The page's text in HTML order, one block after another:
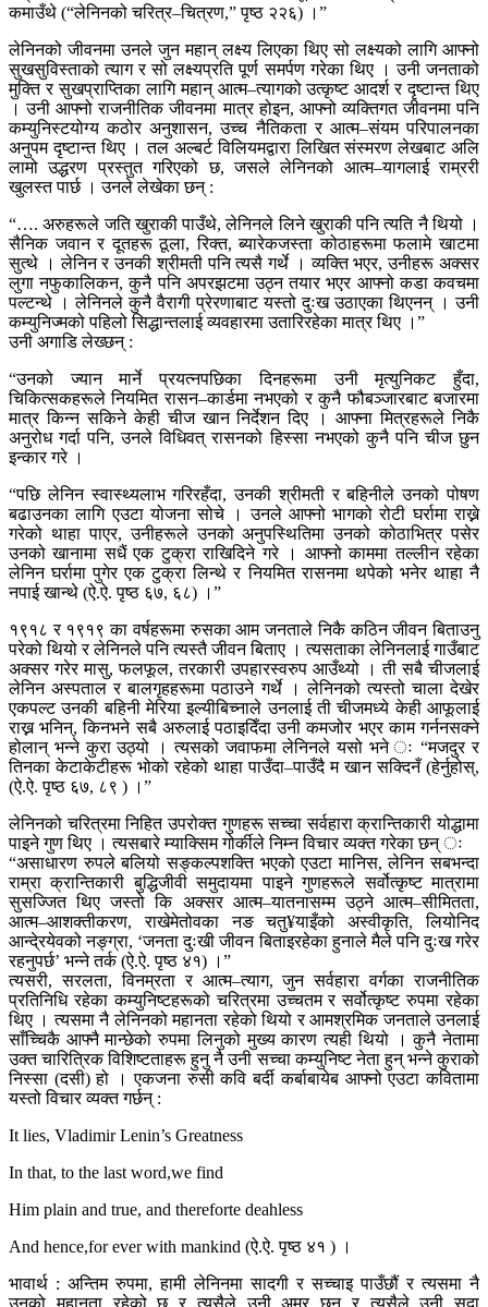
कमाउँथे (“लेनिनको चरित्र–चित्रण,” पृष्ठ २२६) ।”
लेनिनको जीवनमा उनले जुन महान् लक्ष्य लिएका थिए सो लक्ष्यको लागि आफ्नो
सुखसुविस्ताको त्याग र सो लक्ष्यप्रति पूर्ण समर्पण गरेका थिए । उनी जनताको
मुक्ति र सुखप्राप्तिका लागि महान् आत्म–त्यागको उत्कृष्ट आदर्श र दृष्टान्त थिए
। उनी आफ्नो राजनीतिक जीवनमा मात्र होइन, आफ्नो व्यक्तिगत जीवनमा पनि
कम्युनिस्टयोग्य कठोर अनुशासन, उच्च नैतिकता र आत्म–संयम परिपालनका
अनुपम दृष्टान्त थिए । तल अल्बर्ट विलियमद्वारा लिखित संस्मरण लेखबाट अलि
लामो उद्धरण प्रस्तुत गरिएको छ, जसले लेनिनको आत्म–यागलाई राम्ररी
खुलस्त पार्छ । उनले लेखेका छन् :
“…. अरुहरूले जति खुराकी पाउँथे, लेनिनले लिने खुराकी पनि त्यति नै थियो ।
सैनिक जवान र दूतहरू ठूला, रिक्त, ब्यारेकजस्ता कोठाहरूमा फलामे खाटमा
सुत्थे । लेनिन र उनकी श्रीमती पनि त्यसै गर्थे । व्यक्ति भएर, उनीहरू अक्सर
लुगा नफुकालिकन, कुनै पनि अपरझटमा उठ्न तयार भएर आफ्नो कडा कवचमा
पल्टन्थे । लेनिनले कुनै वैरागी प्रेरणाबाट यस्तो दुःख उठाएका थिएनन् । उनी
कम्युनिज्मको पहिलो सिद्धान्तलाई व्यवहारमा उतारिरहेका मात्र थिए ।”
उनी अगाडि लेख्छन् :
“उनको ज्यान मार्ने प्रयत्नपछिका दिनहरूमा उनी मृत्युनिकट हुँदा,
चिकित्सकहरूले नियमित रासन–कार्डमा नभएको र कुनै फौबञ्जारबाट बजारमा
मात्र किन्न सकिने केही चीज खान निर्देशन दिए । आफ्ना मित्रहरूले निकै
अनुरोध गर्दा पनि, उनले विधिवत् रासनको हिस्सा नभएको कुनै पनि चीज छुन
इन्कार गरे ।
“पछि लेनिन स्वास्थ्यलाभ गरिरहँदा, उनकी श्रीमती र बहिनीले उनको पोषण
बढाउनका लागि एउटा योजना सोचे । उनले आफ्नो भागको रोटी घर्रामा राख्ने
गरेको थाहा पाएर, उनीहरूले उनको अनुपस्थितिमा उनको कोठाभित्र पसेर
उनको खानामा सधैं एक टुक्रा राखिदिने गरे । आफ्नो काममा तल्लीन रहेका
लेनिन घर्रामा पुगेर एक टुक्रा लिन्थे र नियमित रासनमा थपेको भनेर थाहा नै
नपाई खान्थे (ऐ.ऐ. पृष्ठ ६७, ६८) ।”
१९१८ र १९१९ का वर्षहरूमा रुसका आम जनताले निकै कठिन जीवन बिताउनु
परेको थियो र लेनिनले पनि त्यस्तै जीवन बिताए । त्यसताका लेनिनलाई गाउँबाट
अक्सर गरेर मासु, फलफूल, तरकारी उपहारस्वरुप आउँथ्यो । ती सबै चीजलाई
लेनिन अस्पताल र बालगृहहरूमा पठाउने गर्थे । लेनिनको त्यस्तो चाला देखेर
एकपल्ट उनकी बहिनी मेरिया इल्यीबिच्नाले उनलाई ती चीजमध्ये केही आफूलाई
राख्न भनिन्, किनभने सबै अरुलाई पठाइदिँदा उनी कमजोर भएर काम गर्ननसक्ने
होलान् भन्ने कुरा उठ्यो । त्यसको जवाफमा लेनिनले यसो भने ः “मजदुर र
तिनका केटाकेटीहरू भोको रहेको थाहा पाउँदा–पाउँदै म खान सक्दिनँ (हेर्नुहोस्,
(ऐ.ऐ. पृष्ठ ६७, ८९ ) ।”
लेनिनको चरित्रमा निहित उपरोक्त गुणहरू सच्चा सर्वहारा क्रान्तिकारी योद्धामा
पाइने गुण थिए । त्यसबारे म्याक्सिम गोर्कीले निम्न विचार व्यक्त गरेका छन् ः
“असाधारण रुपले बलियो सङ्कल्पशक्ति भएको एउटा मानिस, लेनिन सबभन्दा
राम्रा क्रान्तिकारी बुद्धिजीवी समुदायमा पाइने गुणहरूले सर्वोत्कृष्ट मात्रामा
सुसज्जित थिए जस्तो कि अक्सर आत्म–यातनासम्म उठ्ने आत्म–सीमितता,
आत्म–आशक्तीकरण, राखेमेतोवका नङ चतु¥याइँको अस्वीकृति, लियोनिद
आन्दे्रयेवको नङ्ग्रा, ‘जनता दुःखी जीवन बिताइरहेका हुनाले मैले पनि दुःख गरेर
रहनुपर्छ’ भन्ने तर्क (ऐ.ऐ. पृष्ठ ४१) ।”
त्यसरी, सरलता, विनम्रता र आत्म–त्याग, जुन सर्वहारा वर्गका राजनीतिक
प्रतिनिधि रहेका कम्युनिष्टहरूको चरित्रमा उच्चतम र सर्वोत्कृष्ट रुपमा रहेका
थिए । त्यसमा नै लेनिनको महानता रहेको थियो र आमश्रमिक जनताले उनलाई
साँच्चिकै आफ्नै मान्छेको रुपमा लिनुको मुख्य कारण त्यही थियो । कुनै नेतामा
उक्त चारित्रिक विशिष्टताहरू हुनु नै उनी सच्चा कम्युनिष्ट नेता हुन् भन्ने कुराको
निस्सा (दसी) हो । एकजना रुसी कवि बर्दी कर्बाबायेब आफ्नो एउटा कवितामा
यस्तो विचार व्यक्त गर्छन् :
It lies, Vladimir Lenin’s Greatness
In that, to the last word,we find
Him plain and true, and thereforte deahless
And hence,for ever with mankind (ऐ.ऐ. पृष्ठ ४१ ) ।
भावार्थ : अन्तिम रुपमा, हामी लेनिनमा सादगी र सच्चाइ पाउँछौं र त्यसमा नै